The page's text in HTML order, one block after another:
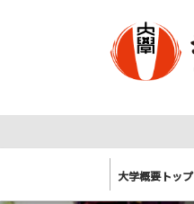
大学概要トップ